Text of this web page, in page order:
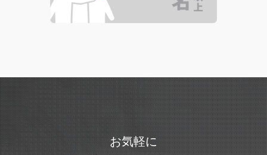
お気軽に